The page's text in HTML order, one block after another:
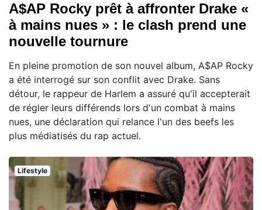
A$AP Rocky prêt à affronter Drake «
à mains nues » : le clash prend une
nouvelle tournure
En pleine promotion de son nouvel album, A$AP Rocky
a été interrogé sur son conflit avec Drake. Sans
détour, le rappeur de Harlem a assuré qu'il accepterait
de régler leurs différends lors d'un combat à mains
nues, une déclaration qui relance l'un des beefs les
plus médiatisés du rap actuel.
Lifestyle